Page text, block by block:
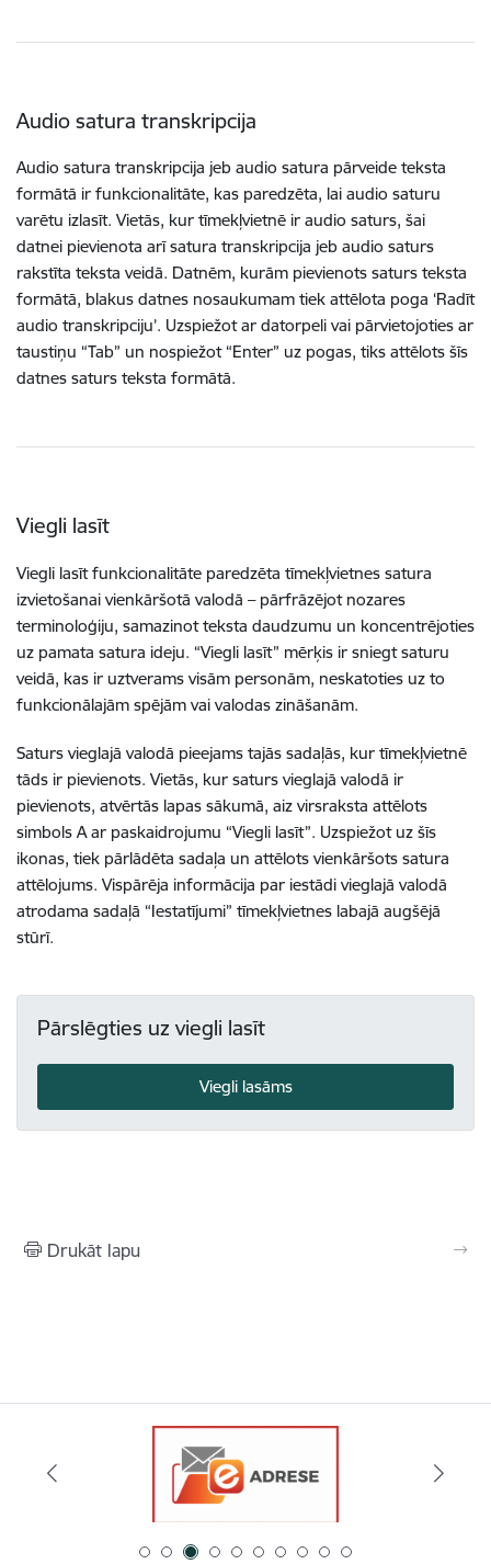
Audio satura transkripcija
Audio satura transkripcija jeb audio satura pārveide teksta
formātā ir funkcionalitāte, kas paredzēta, lai audio saturu
varētu izlasīt. Vietās, kur tīmekļvietnē ir audio saturs, šai
datnei pievienota arī satura transkripcija jeb audio saturs
rakstīta teksta veidā. Datnēm, kurām pievienots saturs teksta
formātā, blakus datnes nosaukumam tiek attēlota poga ‘Radīt
audio transkripciju’. Uzspiežot ar datorpeli vai pārvietojoties ar
taustiņu “Tab” un nospiežot “Enter” uz pogas, tiks attēlots šīs
datnes saturs teksta formātā.
Viegli lasīt
Viegli lasīt funkcionalitāte paredzēta tīmekļvietnes satura
izvietošanai vienkāršotā valodā – pārfrāzējot nozares
terminoloģiju, samazinot teksta daudzumu un koncentrējoties
uz pamata satura ideju. “Viegli lasīt” mērķis ir sniegt saturu
veidā, kas ir uztverams visām personām, neskatoties uz to
funkcionālajām spējām vai valodas zināšanām.
Saturs vieglajā valodā pieejams tajās sadaļās, kur tīmekļvietnē
tāds ir pievienots. Vietās, kur saturs vieglajā valodā ir
pievienots, atvērtās lapas sākumā, aiz virsraksta attēlots
simbols A ar paskaidrojumu “Viegli lasīt”. Uzspiežot uz šīs
ikonas, tiek pārlādēta sadaļa un attēlots vienkāršots satura
attēlojums. Vispārēja informācija par iestādi vieglajā valodā
atrodama sadaļā “Iestatījumi” tīmekļvietnes labajā augšējā
stūrī.
Pārslēgties uz viegli lasīt
Viegli lasāms
Drukāt lapu